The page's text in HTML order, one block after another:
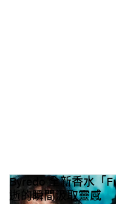
Byredo 全新香水「
逝的瞬間汲取靈感